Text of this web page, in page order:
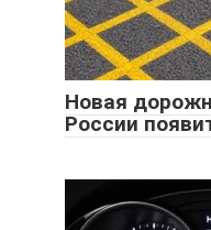
Новая
России